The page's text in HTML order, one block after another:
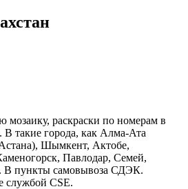
мозаику, раскраски по номерам в
В такие города, как Алма-Ата
Шымкент, Актобе,
Павлодар, Семей,
В пункты самовывоза СДЭК.
службой CSE.